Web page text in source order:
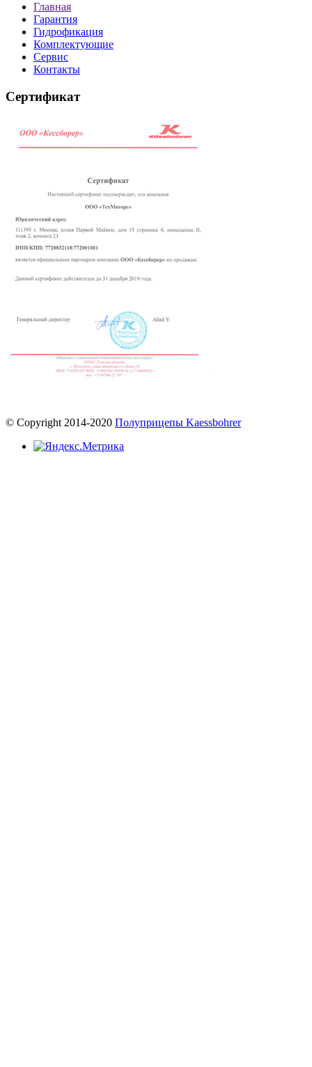
Главная
Гарантия
Гидрофикация
Комплектующие
Сервис
Контакты
Сертификат
© Copyright 2014-2020 Полуприцепы Kaessbohrer